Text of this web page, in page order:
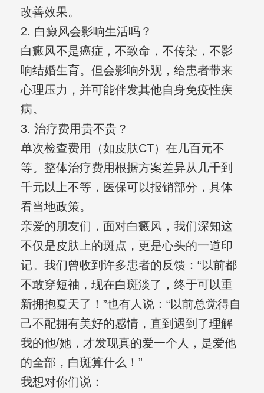
改善效果。
2. 白癜风会影响生活吗？
白癜风不是癌症，不致命，不传染，不影
响结婚生育。但会影响外观，给患者带来
心理压力，并可能伴发其他自身免疫性疾
病。
3. 治疗费用贵不贵？
单次检查费用（如皮肤CT）在几百元不
等。整体治疗费用根据方案差异从几千到
千元以上不等，医保可以报销部分，具体
看当地政策。
亲爱的朋友们，面对白癜风，我们深知这
不仅是皮肤上的斑点，更是心头的一道印
记。我们曾收到许多患者的反馈：“以前都
不敢穿短袖，现在白斑淡了，终于可以重
新拥抱夏天了！”也有人说：“以前总觉得自
己不配拥有美好的感情，直到遇到了理解
我的他/她，才发现真的爱一个人，是爱他
的全部，白斑算什么！”
我想对你们说：